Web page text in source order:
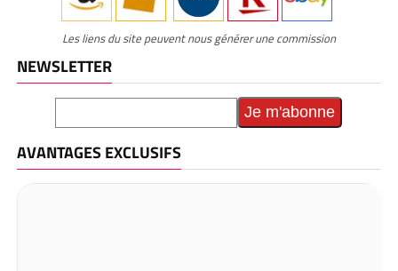
Les liens du site peuvent nous générer une commission
NEWSLETTER
AVANTAGES EXCLUSIFS